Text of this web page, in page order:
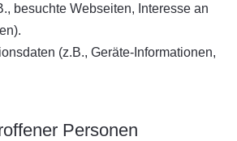
besuchte Webseiten, Interesse an
(z.B., Geräte-Informationen,
Personen